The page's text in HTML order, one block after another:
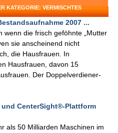
KATEGORIE: VERMISCHTES
2007 ...
wenn die frisch geföhnte „Mutter
sie anscheinend nicht
die Hausfrauen. In
Hausfrauen, davon 15
Der Doppelverdiener-
CenterSight®-Plattform
als 50 Milliarden Maschinen im